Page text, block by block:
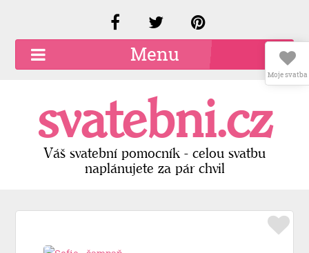
Menu
Kariéra
Kontakty
Přidat firmu
svatebni.cz
Váš svatební pomocník - celou svatbu
naplánujete za pár chvil
Moje svatba